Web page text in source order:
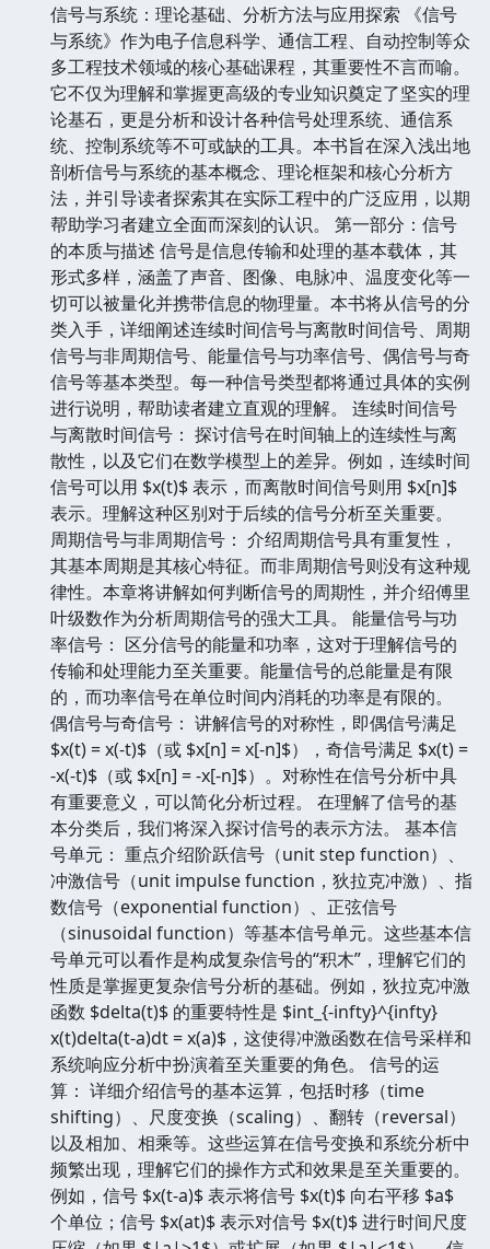
信号与系统：理论基础、分析方法与应用探索 《信号
与系统》作为电子信息科学、通信工程、自动控制等众
多工程技术领域的核心基础课程，其重要性不言而喻。
它不仅为理解和掌握更高级的专业知识奠定了坚实的理
论基石，更是分析和设计各种信号处理系统、通信系
统、控制系统等不可或缺的工具。本书旨在深入浅出地
剖析信号与系统的基本概念、理论框架和核心分析方
法，并引导读者探索其在实际工程中的广泛应用，以期
帮助学习者建立全面而深刻的认识。 第一部分：信号
的本质与描述 信号是信息传输和处理的基本载体，其
形式多样，涵盖了声音、图像、电脉冲、温度变化等一
切可以被量化并携带信息的物理量。本书将从信号的分
类入手，详细阐述连续时间信号与离散时间信号、周期
信号与非周期信号、能量信号与功率信号、偶信号与奇
信号等基本类型。每一种信号类型都将通过具体的实例
进行说明，帮助读者建立直观的理解。 连续时间信号
与离散时间信号： 探讨信号在时间轴上的连续性与离
散性，以及它们在数学模型上的差异。例如，连续时间
信号可以用 $x(t)$ 表示，而离散时间信号则用 $x[n]$
表示。理解这种区别对于后续的信号分析至关重要。
周期信号与非周期信号： 介绍周期信号具有重复性，
其基本周期是其核心特征。而非周期信号则没有这种规
律性。本章将讲解如何判断信号的周期性，并介绍傅里
叶级数作为分析周期信号的强大工具。 能量信号与功
率信号： 区分信号的能量和功率，这对于理解信号的
传输和处理能力至关重要。能量信号的总能量是有限
的，而功率信号在单位时间内消耗的功率是有限的。
偶信号与奇信号： 讲解信号的对称性，即偶信号满足
$x(t) = x(-t)$（或 $x[n] = x[-n]$），奇信号满足 $x(t) =
-x(-t)$（或 $x[n] = -x[-n]$）。对称性在信号分析中具
有重要意义，可以简化分析过程。 在理解了信号的基
本分类后，我们将深入探讨信号的表示方法。 基本信
号单元： 重点介绍阶跃信号（unit step function）、
冲激信号（unit impulse function，狄拉克冲激）、指
数信号（exponential function）、正弦信号
（sinusoidal function）等基本信号单元。这些基本信
号单元可以看作是构成复杂信号的“积木”，理解它们的
性质是掌握更复杂信号分析的基础。例如，狄拉克冲激
函数 $delta(t)$ 的重要特性是 $int_{-infty}^{infty}
x(t)delta(t-a)dt = x(a)$，这使得冲激函数在信号采样和
系统响应分析中扮演着至关重要的角色。 信号的运
算： 详细介绍信号的基本运算，包括时移（time
shifting）、尺度变换（scaling）、翻转（reversal）
以及相加、相乘等。这些运算在信号变换和系统分析中
频繁出现，理解它们的操作方式和效果是至关重要的。
例如，信号 $x(t-a)$ 表示将信号 $x(t)$ 向右平移 $a$
个单位；信号 $x(at)$ 表示对信号 $x(t)$ 进行时间尺度